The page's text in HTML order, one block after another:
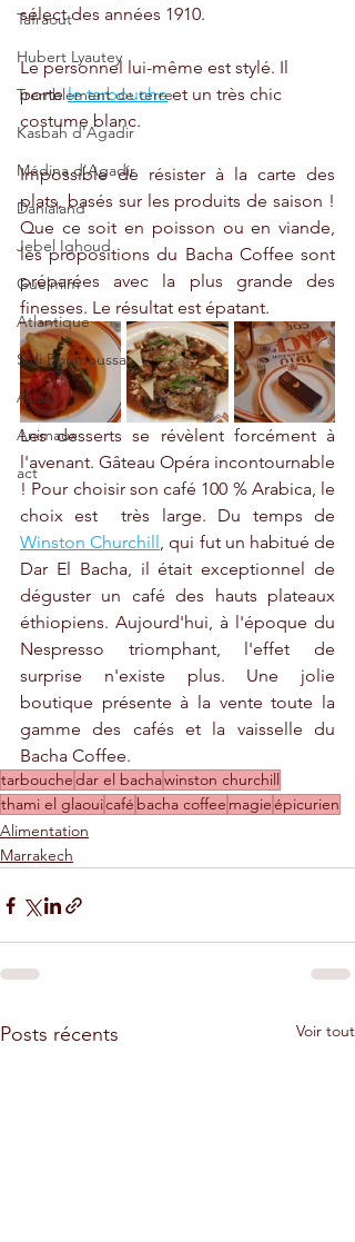
Tafraout
Hubert Lyautey
Tremblement de terre
Kasbah d'Agadir
Médina d'Agadir
Danialand
Jebel Ighoud
Guelmim
Atlantique
Sidi Boumoussa
Atlas
Animaux
act
sélect des années 1910.
Le personnel lui-même est stylé. Il
porte le tarbouche et un très chic
costume blanc.
Impossible de résister à la carte des
plats, basés sur les produits de saison !
Que ce soit en poisson ou en viande,
les propositions du Bacha Coffee sont
préparées avec la plus grande des
finesses. Le résultat est épatant.
Les desserts se révèlent forcément à
l'avenant. Gâteau Opéra incontournable
! Pour choisir son café 100 % Arabica, le
Winston Churchill , qui fut un habitué de
Dar El Bacha, il était exceptionnel de
déguster un café des hauts plateaux
éthiopiens. Aujourd'hui, à l'époque du
Nespresso triomphant, l'effet de
surprise n'existe plus. Une jolie
boutique présente à la vente toute la
gamme des cafés et la vaisselle du
Bacha Coffee.
tarbouchedar el bachawinston churchill
thami el glaouicafé bacha coffee magieépicurien
Alimentation
Marrakech
Posts récents Voir tout